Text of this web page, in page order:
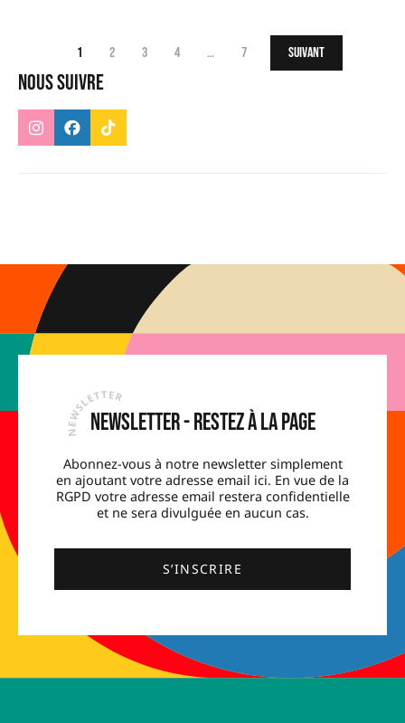
Nous suivre
1 2 3 4 … 7 Suivant
Newsletter - Restez à la page
Abonnez-vous à notre newsletter simplement
en ajoutant votre adresse email ici. En vue de la
RGPD votre adresse email restera confidentielle
et ne sera divulguée en aucun cas.
S’INSCRIRE